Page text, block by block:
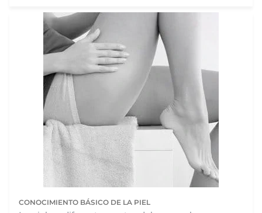
CONOCIMIENTO BÁSICO DE LA PIEL